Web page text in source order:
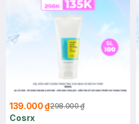
139.000 ₫298.000 ₫
Cosrx